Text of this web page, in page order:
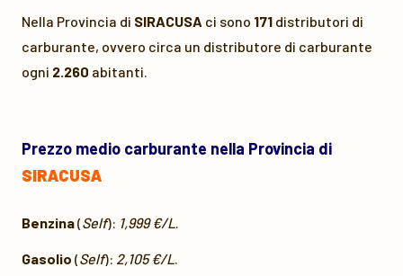
Nella Provincia di SIRACUSA ci sono 171 distributori di
carburante, ovvero circa un distributore di carburante
ogni 2.260 abitanti.
Prezzo medio carburante nella Provincia di
SIRACUSA
Benzina(Self): 1,999 €/L.
Gasolio (Self): 2,105 €/L.